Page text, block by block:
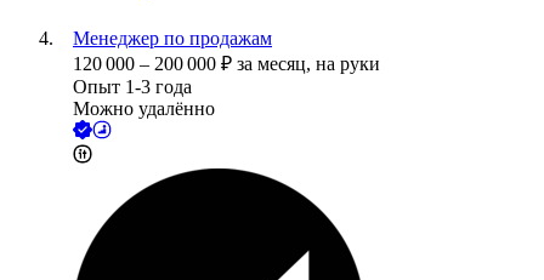
Менеджер по продажам
120 000 – 200 000 ₽ за месяц, на руки
Опыт 1-3 года
Можно удалённо